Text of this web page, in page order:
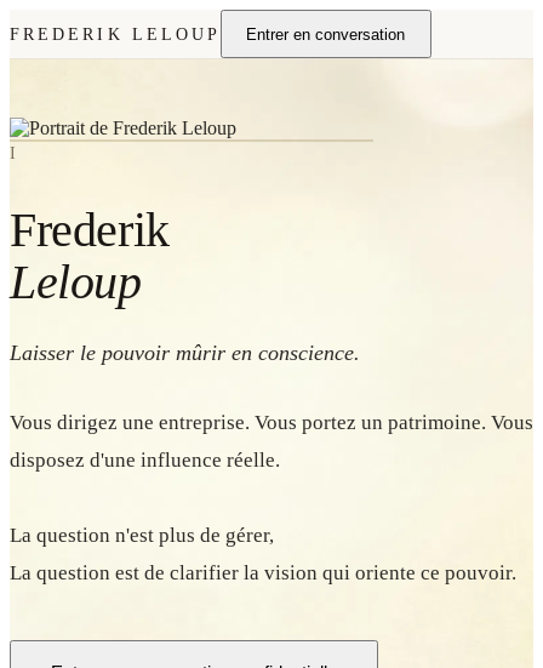
FREDERIK LELOUP Entrer en conversation
I
Frederik
Leloup
Laisser le pouvoir mûrir en conscience.
Vous dirigez une entreprise. Vous portez un patrimoine. Vous
disposez d'une influence réelle.
La question n'est plus de gérer,
La question est de clarifier la vision qui oriente ce pouvoir.